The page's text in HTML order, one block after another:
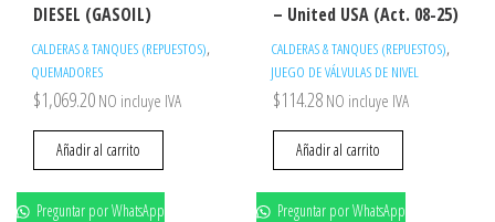
DIESEL (GASOIL)
CALDERAS & TANQUES (REPUESTOS),
QUEMADORES
$1,069.20 NO incluye IVA
Añadir al carrito
Preguntar por WhatsApp
– United USA (Act. 08-25)
CALDERAS & TANQUES (REPUESTOS),
JUEGO DE VÁLVULAS DE NIVEL
$114.28 NO incluye IVA
Añadir al carrito
Preguntar por WhatsApp